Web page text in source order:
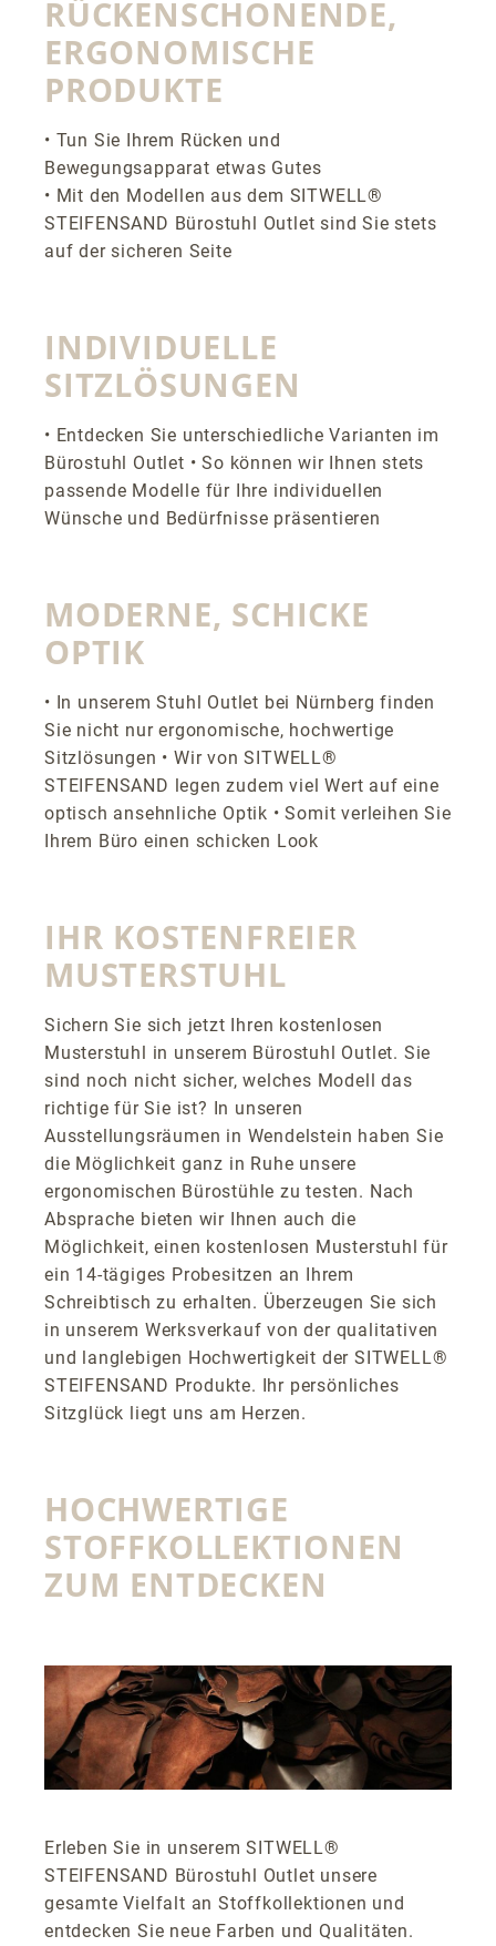
RÜCKENSCHONENDE,
ERGONOMISCHE
PRODUKTE
• Tun Sie Ihrem Rücken und
Bewegungsapparat etwas Gutes
• Mit den Modellen aus dem SITWELL®
STEIFENSAND Bürostuhl Outlet sind Sie stets
auf der sicheren Seite
INDIVIDUELLE
SITZLÖSUNGEN
• Entdecken Sie unterschiedliche Varianten im
Bürostuhl Outlet • So können wir Ihnen stets
passende Modelle für Ihre individuellen
Wünsche und Bedürfnisse präsentieren
MODERNE, SCHICKE
OPTIK
• In unserem Stuhl Outlet bei Nürnberg finden
Sie nicht nur ergonomische, hochwertige
Sitzlösungen • Wir von SITWELL®
STEIFENSAND legen zudem viel Wert auf eine
optisch ansehnliche Optik • Somit verleihen Sie
Ihrem Büro einen schicken Look
IHR KOSTENFREIER
MUSTERSTUHL
Sichern Sie sich jetzt Ihren kostenlosen
Musterstuhl in unserem Bürostuhl Outlet. Sie
sind noch nicht sicher, welches Modell das
richtige für Sie ist? In unseren
Ausstellungsräumen in Wendelstein haben Sie
die Möglichkeit ganz in Ruhe unsere
ergonomischen Bürostühle zu testen. Nach
Absprache bieten wir Ihnen auch die
Möglichkeit, einen kostenlosen Musterstuhl für
ein 14-tägiges Probesitzen an Ihrem
Schreibtisch zu erhalten. Überzeugen Sie sich
in unserem Werksverkauf von der qualitativen
und langlebigen Hochwertigkeit der SITWELL®
STEIFENSAND Produkte. Ihr persönliches
Sitzglück liegt uns am Herzen.
HOCHWERTIGE
STOFFKOLLEKTIONEN
ZUM ENTDECKEN
Erleben Sie in unserem SITWELL®
STEIFENSAND Bürostuhl Outlet unsere
gesamte Vielfalt an Stoffkollektionen und
entdecken Sie neue Farben und Qualitäten.